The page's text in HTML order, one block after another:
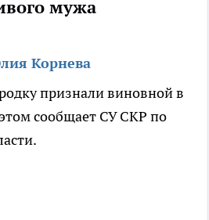
мужа
Корнева
признали виновной в
сообщает СУ СКР по